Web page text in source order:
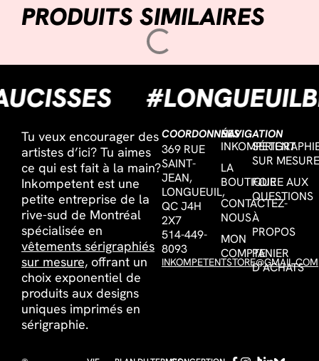
PRODUITS SIMILAIRES
Tu veux encourager des
artistes d’ici? Tu aimes
ce qui est fait à la main?
Inkompetent est une
petite entreprise de la
rive-sud de Montréal
spécialisée en
vêtements sérigraphiés
sur mesure, offrant un
choix exponentiel de
produits aux designs
uniques imprimés en
sérigraphie.
COORDONNÉES
369 RUE
SAINT-
JEAN,
LONGUEUIL,
QC J4H
2X7
514-449-
8093
INKOMPETENTSTORE@GMAIL.COM
NAVIGATION
INKOMPETENT
LA
BOUTIQUE
CONTACTEZ-
NOUS
MON
COMPTE
SUR
FOIRE AUX
QUESTIONS
À
PROPOS
PANIER
D’ACHATS